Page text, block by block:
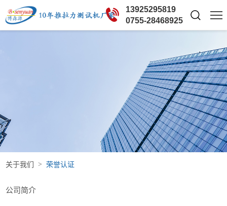
13925295819
0755-28468925
关于我们 荣誉认证
公司简介